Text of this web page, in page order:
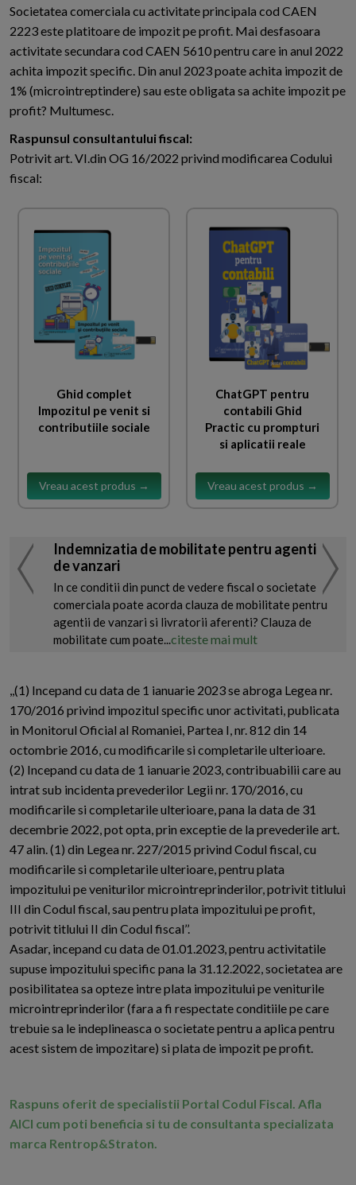
Societatea comerciala cu activitate principala cod CAEN
2223 este platitoare de impozit pe profit. Mai desfasoara
activitate secundara cod CAEN 5610 pentru care in anul 2022
achita impozit specific. Din anul 2023 poate achita impozit de
1% (microintreptindere) sau este obligata sa achite impozit pe
profit? Multumesc.
Raspunsul consultantului fiscal:
Potrivit art. VI.din OG 16/2022 privind modificarea Codului
fiscal:
Ghid complet
Impozitul pe venit si
contributiile sociale
Vreau acest produs →
ChatGPT pentru
contabili Ghid
Practic cu prompturi
si aplicatii reale
Vreau acest produs →
Indemnizatia de mobilitate pentru agenti
de vanzari
In ce conditii din punct de vedere fiscal o societate
comerciala poate acorda clauza de mobilitate pentru
agentii de vanzari si livratorii aferenti? Clauza de
mobilitate cum poate...citeste mai mult
,,(1) Incepand cu data de 1 ianuarie 2023 se abroga Legea nr.
170/2016 privind impozitul specific unor activitati, publicata
in Monitorul Oficial al Romaniei, Partea I, nr. 812 din 14
octombrie 2016, cu modificarile si completarile ulterioare.
(2) Incepand cu data de 1 ianuarie 2023, contribuabilii care au
intrat sub incidenta prevederilor Legii nr. 170/2016, cu
modificarile si completarile ulterioare, pana la data de 31
decembrie 2022, pot opta, prin exceptie de la prevederile art.
47 alin. (1) din Legea nr. 227/2015 privind Codul fiscal, cu
modificarile si completarile ulterioare, pentru plata
impozitului pe veniturilor microintreprinderilor, potrivit titlului
III din Codul fiscal, sau pentru plata impozitului pe profit,
potrivit titlului II din Codul fiscal’’.
Asadar, incepand cu data de 01.01.2023, pentru activitatile
supuse impozitului specific pana la 31.12.2022, societatea are
posibilitatea sa opteze intre plata impozitului pe veniturile
microintreprinderilor (fara a fi respectate conditiile pe care
trebuie sa le indeplineasca o societate pentru a aplica pentru
acest sistem de impozitare) si plata de impozit pe profit.
Raspuns oferit de specialistii Portal Codul Fiscal. Afla
AICI cum poti beneficia si tu de consultanta specializata
marca Rentrop&Straton.